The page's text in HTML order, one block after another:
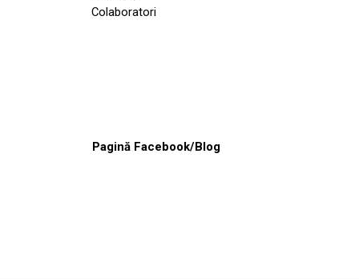
Colaboratori
Pagină Facebook/Blog